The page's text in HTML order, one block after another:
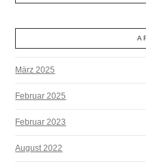
März 2025
Februar 2025
Februar 2023
August 2022